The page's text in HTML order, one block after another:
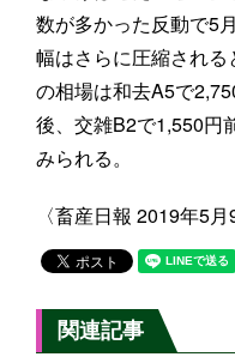
数が多かった反動で5
幅はさらに圧縮され
の相場は和去A5で
後、交雑B2で1,550円
みられる。
〈畜産日報 2019年5月
関連記事